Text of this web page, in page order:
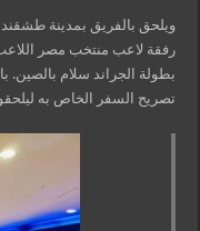
ويلحق بالفريق بمدينة طشقند
رفقة لاعب منتخب مصر
بطولة الجراند سلام بالصين.
تصريح السفر الخاص به